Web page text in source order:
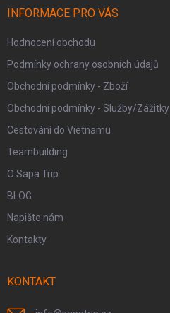
aINFORMACE PRO VÁS
Hodnocení obchodu
Podmínky ochrany osobních údajů
Obchodní podmínky - Zboží
Obchodní podmínky - Služby/Zážitky
Cestování do Vietnamu
Teambuilding
O Sapa Trip
BLOG
Napište nám
Kontakty
KONTAKT